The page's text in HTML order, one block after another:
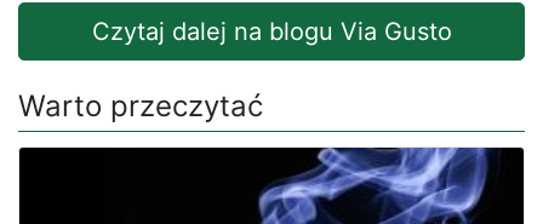
Czytaj dalej na blogu Via Gusto
Warto przeczytać